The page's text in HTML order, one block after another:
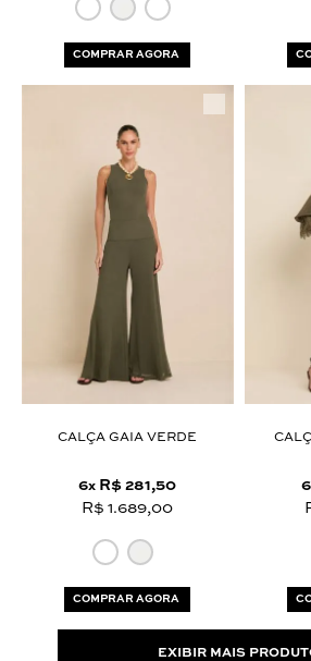
COMPRAR AGORA
CALÇA GAIA VERDE
6x R$ 281,50
R$ 1.689,00
COMPRAR AGORA
6
EXIBIR MAIS